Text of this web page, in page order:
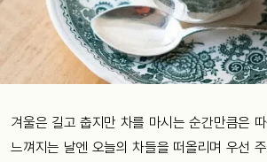
겨울은 길고 춥지만 차를 마시는 순간만큼은
느껴지는 날엔 오늘의 차들을 떠올리며 우선